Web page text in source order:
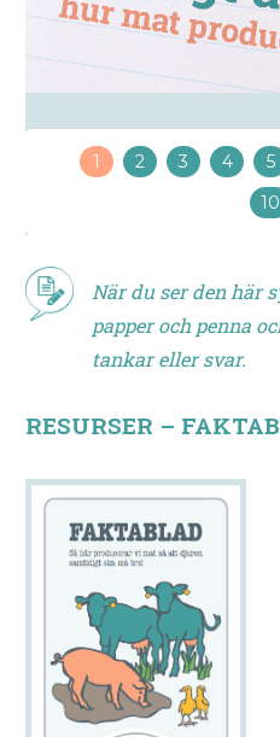
1 2 3 4 5
10
När du ser den här
papper och penna
tankar eller svar.
RESURSER –